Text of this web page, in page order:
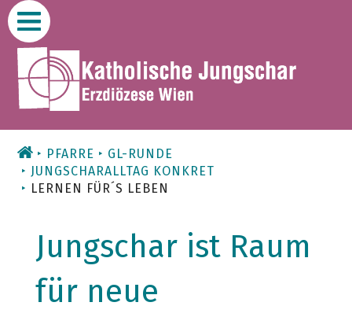
Zum
Inhalt
PFARRE
GL-RUNDE
JUNGSCHARALLTAG KONKRET
LERNEN FÜR´S LEBEN
Jungschar ist Raum
für neue